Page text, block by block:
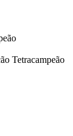
Tetracampeão